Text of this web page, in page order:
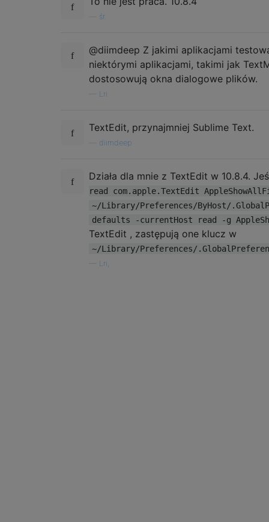
śr.
@diimdeep Z jakimi aplikacjami
niektórymi aplikacjami, takimi jak
dostosowują okna dialogowe plików.
Lri
TextEdit, przynajmniej Sublime Text.
diimdeep
Działa dla mnie z TextEdit w 10.8.4.
read com.apple.TextEdit
~/Library/Preferences/ByHost/
defaults -currentHost read -g
TextEdit , zastępują one klucz w
~/Library/Preferences/
Lri,